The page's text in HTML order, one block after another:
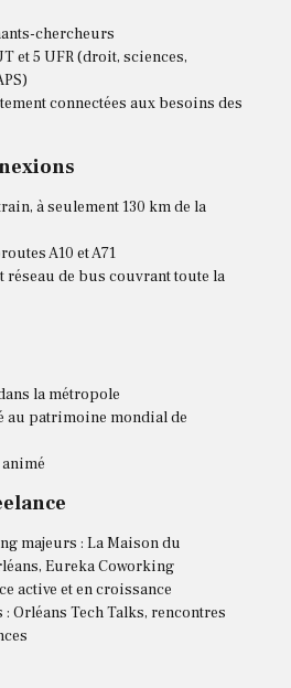
chercheurs
et 5 UFR (droit, sciences,
connectées aux besoins des
à seulement 130 km de la
A10 et A71
réseau de bus couvrant toute la
la métropole
au patrimoine mondial de
majeurs : La Maison du
Eureka Coworking
active et en croissance
Orléans Tech Talks, rencontres